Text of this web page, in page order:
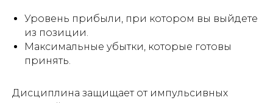
Уровень прибыли, при котором вы выйдете
из позиции.
Максимальные убытки, которые готовы
принять.
Дисциплина защищает от импульсивных